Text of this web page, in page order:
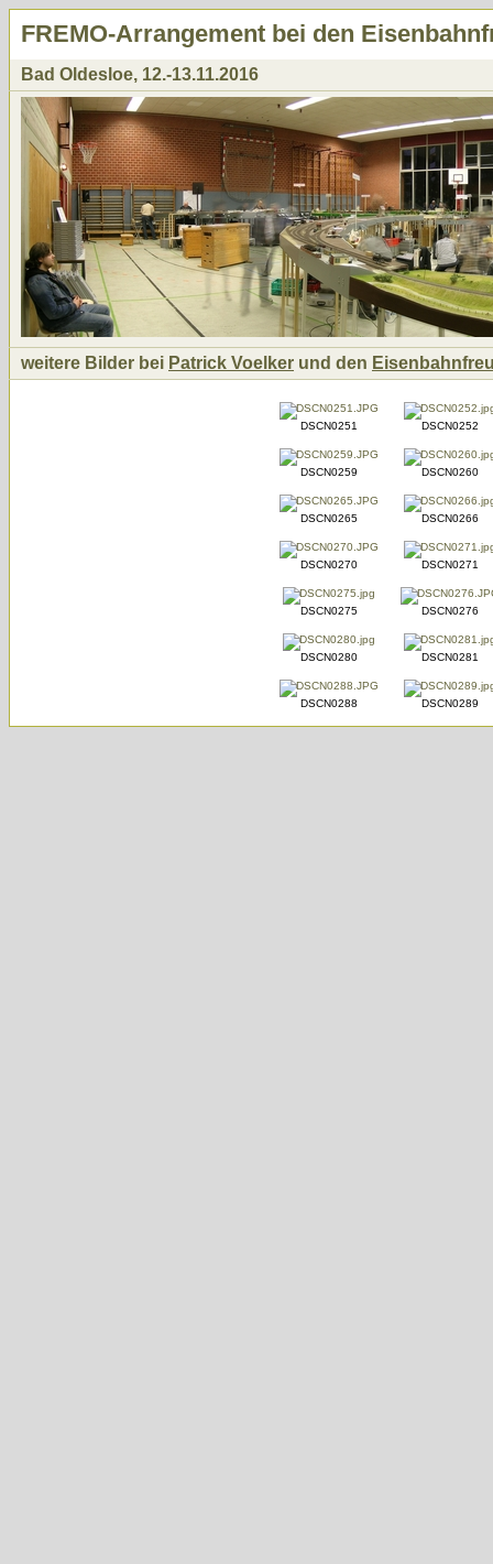
FREMO-Arrangement bei den
Bad Oldesloe, 12.-13.11.2016
weitere Bilder bei Patrick Voelker und den
DSCN0251 DSCN0252
DSCN0259 DSCN0260
DSCN0265 DSCN0266
DSCN0270 DSCN0271
DSCN0275 DSCN0276
DSCN0280 DSCN0281
DSCN0288 DSCN0289